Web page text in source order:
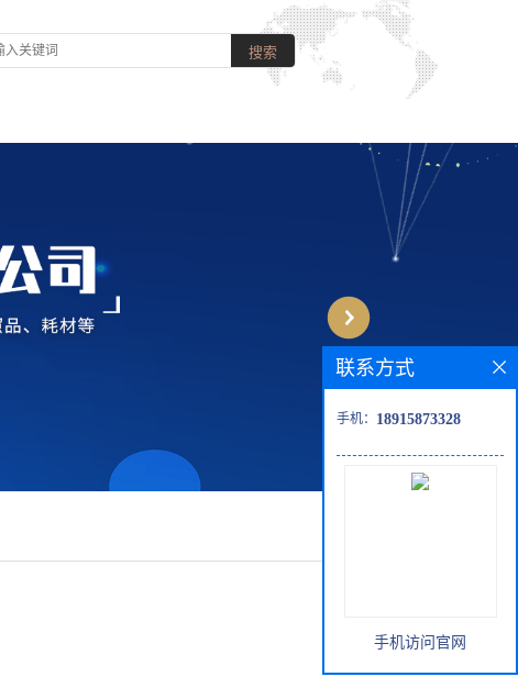
联系方式
手机： 18915873328
手机访问官网